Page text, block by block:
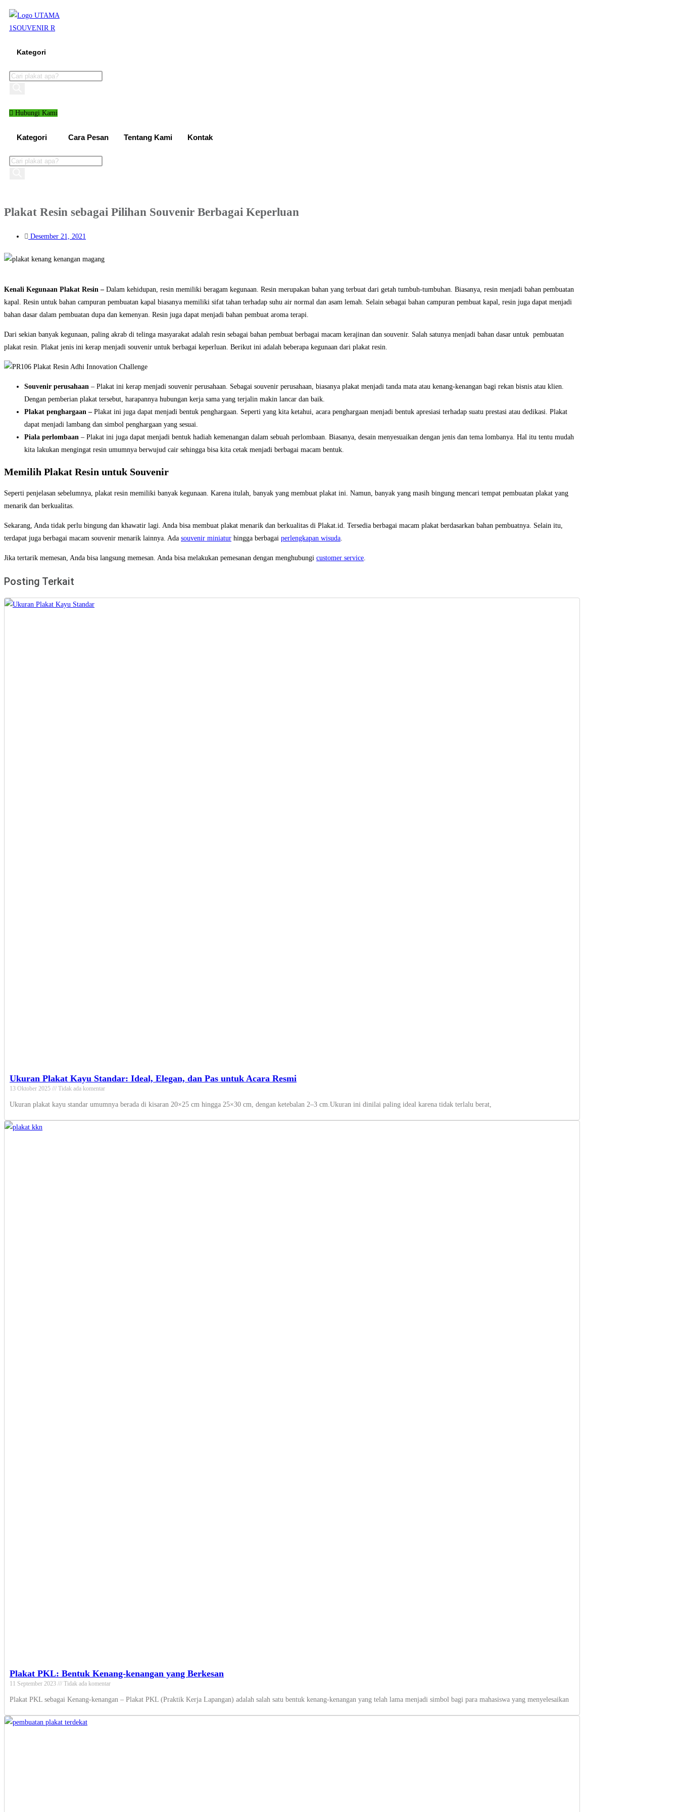
Skip
Kategori
Products
Hubungi Kami
Kategori Cara Pesan Tentang Kami Kontak
Products
Plakat Resin sebagai Pilihan Souvenir Berbagai Keperluan
Desember 21, 2021
Kenali Kegunaan Plakat Resin – Dalam kehidupan, resin memiliki beragam kegunaan. Resin merupakan bahan yang terbuat dari getah tumbuh-tumbuhan. Biasanya, resin menjadi bahan pembuatan
kapal. Resin untuk bahan campuran pembuatan kapal biasanya memiliki sifat tahan terhadap suhu air normal dan asam lemah. Selain sebagai bahan campuran pembuat kapal, resin juga dapat menjadi
bahan dasar dalam pembuatan dupa dan kemenyan. Resin juga dapat menjadi bahan pembuat aroma terapi.
Dari sekian banyak kegunaan, paling akrab di telinga masyarakat adalah resin sebagai bahan pembuat berbagai macam kerajinan dan souvenir. Salah satunya menjadi bahan dasar untuk pembuatan
plakat resin. Plakat jenis ini kerap menjadi souvenir untuk berbagai keperluan. Berikut ini adalah beberapa kegunaan dari plakat resin.
Souvenir perusahaan – Plakat ini kerap menjadi souvenir perusahaan. Sebagai souvenir perusahaan, biasanya plakat menjadi tanda mata atau kenang-kenangan bagi rekan bisnis atau klien.
Dengan pemberian plakat tersebut, harapannya hubungan kerja sama yang terjalin makin lancar dan baik.
Plakat penghargaan – Plakat ini juga dapat menjadi bentuk penghargaan. Seperti yang kita ketahui, acara penghargaan menjadi bentuk apresiasi terhadap suatu prestasi atau dedikasi. Plakat
dapat menjadi lambang dan simbol penghargaan yang sesuai.
Piala perlombaan – Plakat ini juga dapat menjadi bentuk hadiah kemenangan dalam sebuah perlombaan. Biasanya, desain menyesuaikan dengan jenis dan tema lombanya. Hal itu tentu mudah
kita lakukan mengingat resin umumnya berwujud cair sehingga bisa kita cetak menjadi berbagai macam bentuk.
Memilih Plakat Resin untuk Souvenir
Seperti penjelasan sebelumnya, plakat resin memiliki banyak kegunaan. Karena itulah, banyak yang membuat plakat ini. Namun, banyak yang masih bingung mencari tempat pembuatan plakat yang
menarik dan berkualitas.
Sekarang, Anda tidak perlu bingung dan khawatir lagi. Anda bisa membuat plakat menarik dan berkualitas di Plakat.id. Tersedia berbagai macam plakat berdasarkan bahan pembuatnya. Selain itu,
terdapat juga berbagai macam souvenir menarik lainnya. Ada souvenir miniatur hingga berbagai perlengkapan wisuda.
Jika tertarik memesan, Anda bisa langsung memesan. Anda bisa melakukan pemesanan dengan menghubungi customer service.
Posting Terkait
Ukuran Plakat Kayu Standar: Ideal, Elegan, dan Pas untuk Acara Resmi
13 Oktober 2025 Tidak ada komentar
Ukuran plakat kayu standar umumnya berada di kisaran 20×25 cm hingga 25×30 cm, dengan ketebalan 2–3 cm.Ukuran ini dinilai paling ideal karena tidak terlalu berat,
Plakat PKL: Bentuk Kenang-kenangan yang Berkesan
11 September 2023 Tidak ada komentar
Plakat PKL sebagai Kenang-kenangan – Plakat PKL (Praktik Kerja Lapangan) adalah salah satu bentuk kenang-kenangan yang telah lama menjadi simbol bagi para mahasiswa yang menyelesaikan